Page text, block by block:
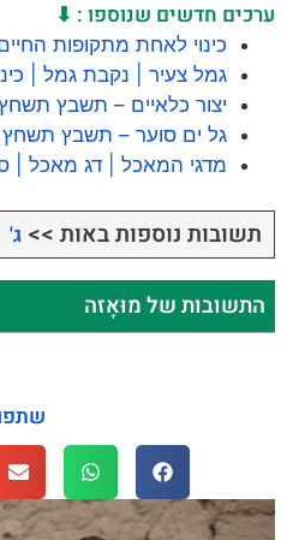
ערכים חדשים שנוספו : ⬇
כינוי לאחת מתקופות
גמל צעיר | נקבת גמל |
יצור כלאיים – תשבץ
גל ים סוער – תשבץ תשחץ
מדגי המאכל | דג מאכל |
תשובות נוספות באות >> ג'
התשובות של מוּאָזה